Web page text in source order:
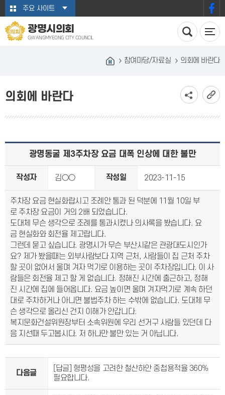
본문바로가기주요 사이트
광명시의회
GWANGMYEONG CITY COUNCIL
참여마당/자료실 의회에 바란다
의회에 바란다
광명동굴 제3주차장 요금 대폭 인상에 대한 불만
작성자 김○○ 작성일 2023-11-15
주차장 요금 현실화랍시고 조례안 통과 된 덕분에 11월 10일 부
로 주차장 요금이 거의 2배 되었습니다.
도대체 무슨 생각으로 조례를 통과시켰나 의사록을 봤습니다. 요
금 현실화와 회전율 제고랍니다.
그런데 묻고 싶습니다. 광명시가 무슨 부산시같은 관광대도시인가
요? 제가 봤을때는 외부사람보다 지역 근처, 사람들이 집 근처 주차
할 곳이 없어서 울며 겨자 먹기로 이용하는 곳이 주차장입니다. 이 사
람들은 회전율 제고 할 게 없습니다. 정해진 시간에 출근하고, 정해
진 시간에 집에 들어옵니다. 요금 높이면 울며 겨자먹기로 계속 하던
대로 주차하거나 아니면 불법주차 하는 수밖에 없습니다. 도대체 무
슨 생각으로 올리신 건지 이해가 안갑니다.
복지문화건설위원장부터 소속위원에 우리 선거구 사람들 있던데 다
음 지선때 두고봅시다. 저 하나만 불만 있는 거 아닙니다.
다음글
[답글] 형평성을 고려한 철산하안 중첩용적율 360%
필요합니다.